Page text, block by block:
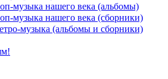
музыка нашего века (альбомы)
музыка нашего века (сборники)
музыка (альбомы и сборники)